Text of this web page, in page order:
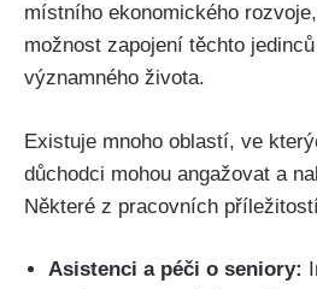
místního ekonomického
možnost zapojení těchto
významného života.
Existuje mnoho oblastí, ve
důchodci mohou angažovat a
Některé z pracovních
Asistenci a péči o seniory: